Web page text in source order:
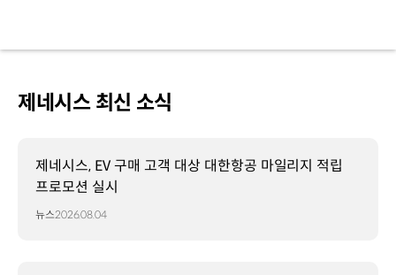
제네시스 최신 소식
제네시스, EV 구매 고객 대상 대한항공 마일리지 적립
프로모션 실시
뉴스2026.08.04